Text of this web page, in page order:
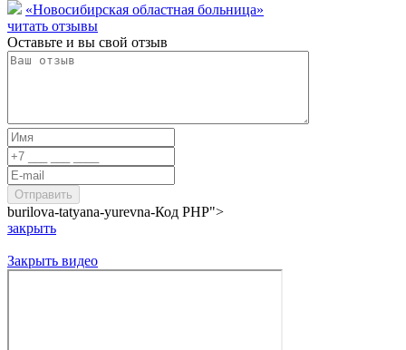
«Новосибирская областная больница»
читать отзывы
Оставьте и вы свой отзыв
burilova-tatyana-yurevna-Код PHP">
закрыть
Закрыть видео